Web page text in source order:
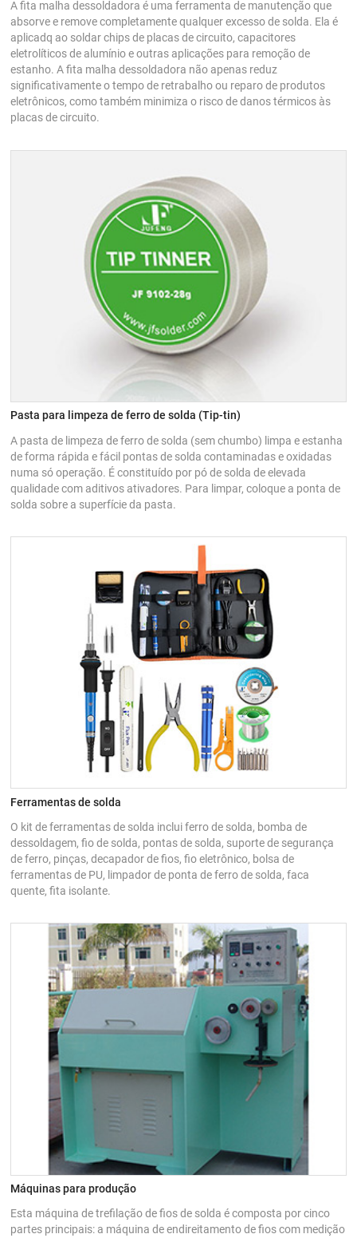
A fita malha dessoldadora é uma ferramenta de manutenção que
absorve e remove completamente qualquer excesso de solda. Ela é
aplicadq ao soldar chips de placas de circuito, capacitores
eletrolíticos de alumínio e outras aplicações para remoção de
estanho. A fita malha dessoldadora não apenas reduz
significativamente o tempo de retrabalho ou reparo de produtos
eletrônicos, como também minimiza o risco de danos térmicos às
placas de circuito.
Pasta para limpeza de ferro de solda (Tip-tin)
A pasta de limpeza de ferro de solda (sem chumbo) limpa e estanha
de forma rápida e fácil pontas de solda contaminadas e oxidadas
numa só operação. É constituído por pó de solda de elevada
qualidade com aditivos ativadores. Para limpar, coloque a ponta de
solda sobre a superfície da pasta.
Ferramentas de solda
O kit de ferramentas de solda inclui ferro de solda, bomba de
dessoldagem, fio de solda, pontas de solda, suporte de segurança
de ferro, pinças, decapador de fios, fio eletrônico, bolsa de
ferramentas de PU, limpador de ponta de ferro de solda, faca
quente, fita isolante.
Máquinas para produção
Esta máquina de trefilação de fios de solda é composta por cinco
partes principais: a máquina de endireitamento de fios com medição